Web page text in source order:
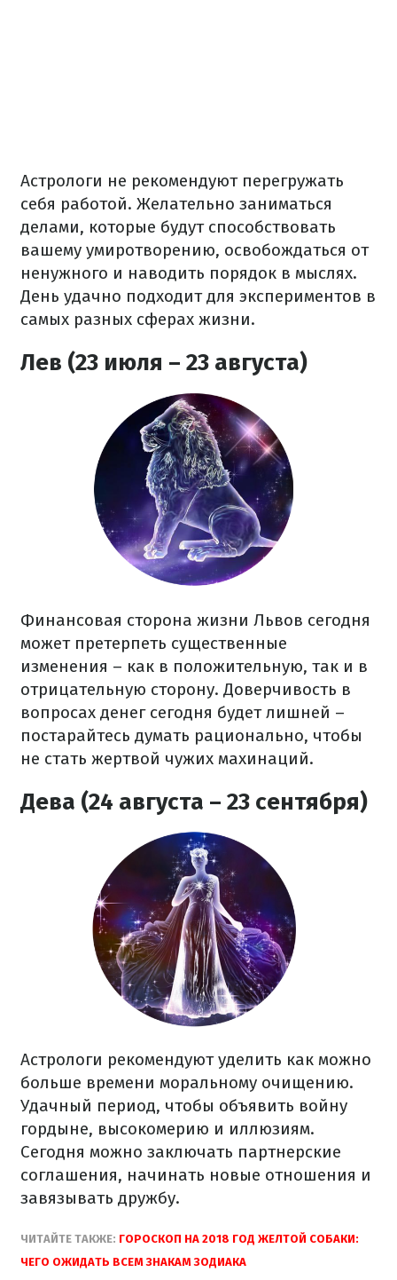
Астрологи не рекомендуют перегружать
себя работой. Желательно заниматься
делами, которые будут способствовать
вашему умиротворению, освобождаться от
ненужного и наводить порядок в мыслях.
День удачно подходит для экспериментов в
самых разных сферах жизни.
Лев (23 июля – 23 августа)
Финансовая сторона жизни Львов сегодня
может претерпеть существенные
изменения – как в положительную, так и в
отрицательную сторону. Доверчивость в
вопросах денег сегодня будет лишней –
постарайтесь думать рационально, чтобы
не стать жертвой чужих махинаций.
Дева (24 августа – 23 сентября)
Астрологи рекомендуют уделить как можно
больше времени моральному очищению.
Удачный период, чтобы объявить войну
гордыне, высокомерию и иллюзиям.
Сегодня можно заключать партнерские
соглашения, начинать новые отношения и
завязывать дружбу.
ЧИТАЙТЕ ТАКЖЕ: ГОРОСКОП НА 2018 ГОД ЖЕЛТОЙ СОБАКИ:
ЧЕГО ОЖИДАТЬ ВСЕМ ЗНАКАМ ЗОДИАКА